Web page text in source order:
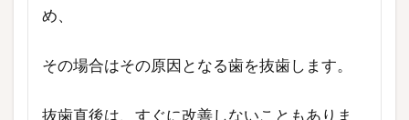
め、
その場合はその原因となる歯を抜歯します。
抜歯直後は、すぐに改善しないこともありま